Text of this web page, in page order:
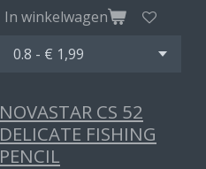
In winkelwagen
NOVASTAR CS 52
DELICATE FISHING
PENCIL